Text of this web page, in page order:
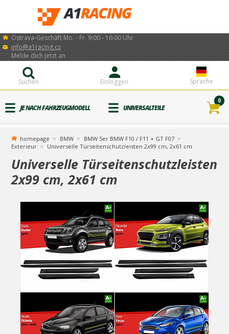
Ostrava-Geschäft Mo. - Fr. 9:00 - 16:00 Uhr
info@a1racing.cz
Sprache
Einloggen
Melde dich jetzt an
Suchen
JE NACH FAHRZEUGMODELL UNIVERSALTEILE
0
homepage BMW
BMW 5er BMW F10 / F11 + GT F07
Exterieur
Universelle Türseitenschutzleisten 2x99 cm, 2x61 cm
Universelle Türseitenschutzleisten
2x99 cm, 2x61 cm